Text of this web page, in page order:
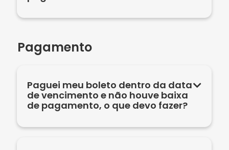
Pagamento
Paguei meu boleto dentro da data
de vencimento e não houve baixa
de pagamento, o que devo fazer?